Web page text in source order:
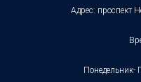
Адрес: проспект
Понедельник-